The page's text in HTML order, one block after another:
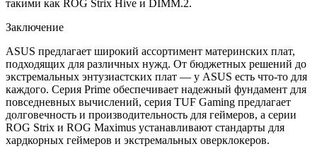
такими как ROG Strix Hive и DIMM.2.
Заключение
ASUS предлагает широкий ассортимент материнских плат,
подходящих для различных нужд. От бюджетных решений до
экстремальных энтузиастских плат — у ASUS есть что-то для
каждого. Серия Prime обеспечивает надежный фундамент для
повседневных вычислений, серия TUF Gaming предлагает
долговечность и производительность для геймеров, а серии
ROG Strix и ROG Maximus устанавливают стандарты для
хардкорных геймеров и экстремальных оверклокеров.